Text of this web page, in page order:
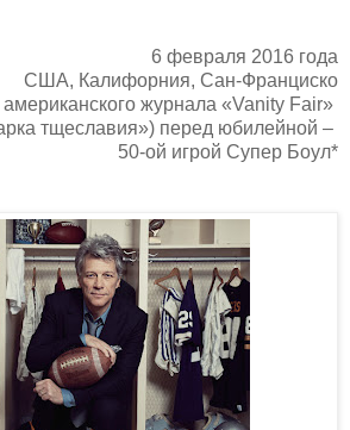
6 февраля 2016 года
США, Калифорния, Сан-Франциско
американского журнала «Vanity Fair»
тщеславия») перед юбилейной –
50-ой игрой Супер Боул*